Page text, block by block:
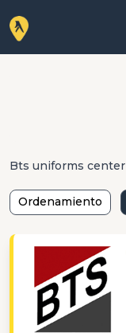
Bts uniforms center
Ordenamiento